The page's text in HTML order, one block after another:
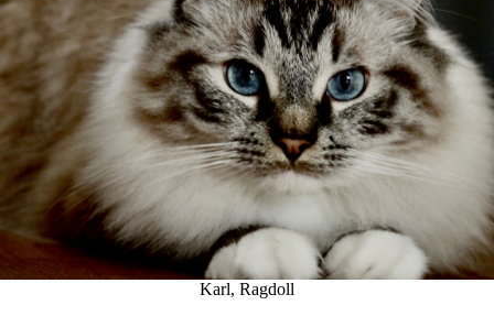
Karl, Ragdoll